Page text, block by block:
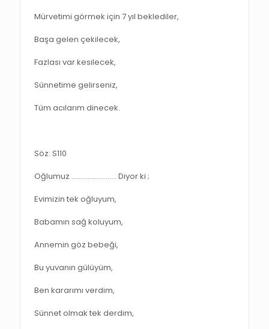
Mürvetimi görmek için 7 yıl beklediler,
Başa gelen çekilecek,
Fazlası var kesilecek,
Sünnetime gelirseniz,
Tüm acılarım dinecek.
Söz: S110
Oğlumuz ……………………. Diyor ki ;
Evimizin tek oğluyum,
Babamın sağ koluyum,
Annemin göz bebeği,
Bu yuvanın gülüyüm,
Ben kararımı verdim,
Sünnet olmak tek derdim,